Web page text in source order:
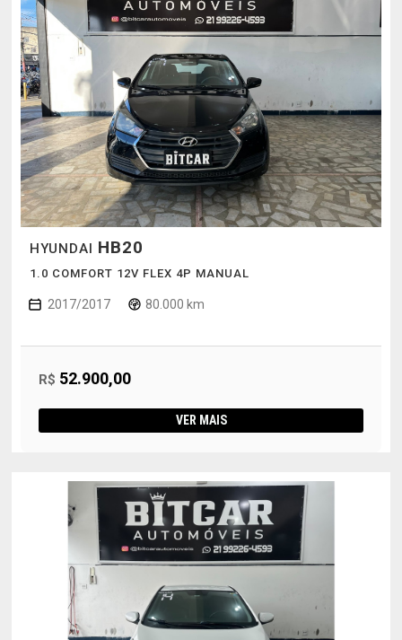
HYUNDAI HB20
1.0 COMFORT 12V FLEX 4P MANUAL
2017/2017 80.000 km
R$ 52.900,00
VER MAIS